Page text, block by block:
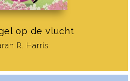
op de vlucht
R. Harris